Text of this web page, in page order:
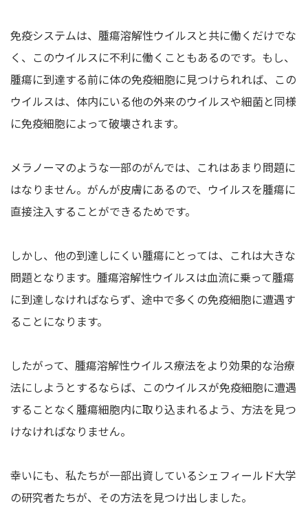
免疫システムは、腫瘍溶解性ウイルスと共に働くだけでな
く、このウイルスに不利に働くこともあるのです。もし、
腫瘍に到達する前に体の免疫細胞に見つけられれば、この
ウイルスは、体内にいる他の外来のウイルスや細菌と同様
に免疫細胞によって破壊されます。
メラノーマのような一部のがんでは、これはあまり問題に
はなりません。がんが皮膚にあるので、ウイルスを腫瘍に
直接注入することができるためです。
しかし、他の到達しにくい腫瘍にとっては、これは大きな
問題となります。腫瘍溶解性ウイルスは血流に乗って腫瘍
に到達しなければならず、途中で多くの免疫細胞に遭遇す
ることになります。
したがって、腫瘍溶解性ウイルス療法をより効果的な治療
法にしようとするならば、このウイルスが免疫細胞に遭遇
することなく腫瘍細胞内に取り込まれるよう、方法を見つ
けなければなりません。
幸いにも、私たちが一部出資しているシェフィールド大学
の研究者たちが、その方法を見つけ出しました。